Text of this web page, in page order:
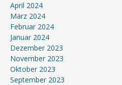
April 2024
März 2024
Februar 2024
Januar 2024
Dezember 2023
November 2023
Oktober 2023
September 2023